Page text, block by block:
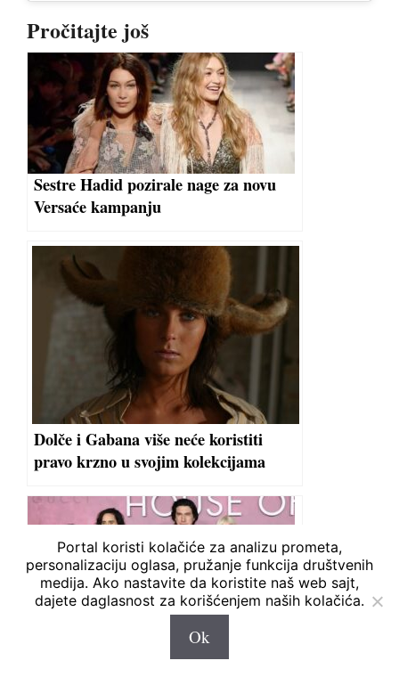
Pročitajte još
Sestre Hadid pozirale nage za novu
Versaće kampanju
Dolče i Gabana više neće koristiti
pravo krzno u svojim kolekcijama
Neverovatni autfiti Lejdi Gage na
premijerama „Kuće Gučijevih“
Portal koristi kolačiće za analizu prometa,
personalizaciju oglasa, pružanje funkcija društvenih
medija. Ako nastavite da koristite naš web sajt,
dajete daglasnost za korišćenjem naših kolačića.
Ok